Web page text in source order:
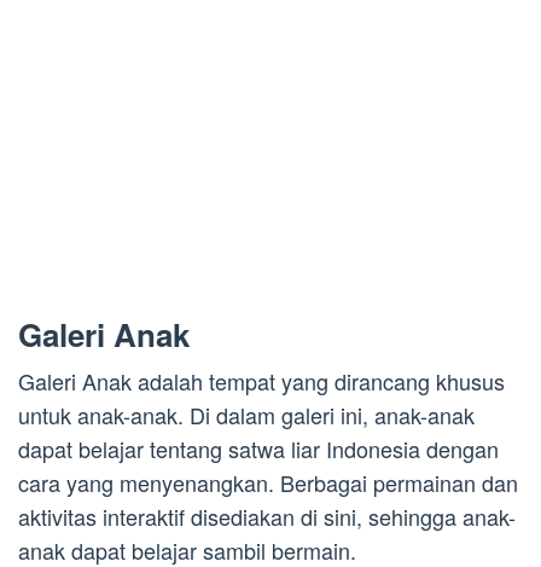
Galeri Anak
Galeri Anak adalah tempat yang dirancang khusus
untuk anak-anak. Di dalam galeri ini, anak-anak
dapat belajar tentang satwa liar Indonesia dengan
cara yang menyenangkan. Berbagai permainan dan
aktivitas interaktif disediakan di sini, sehingga anak-
anak dapat belajar sambil bermain.